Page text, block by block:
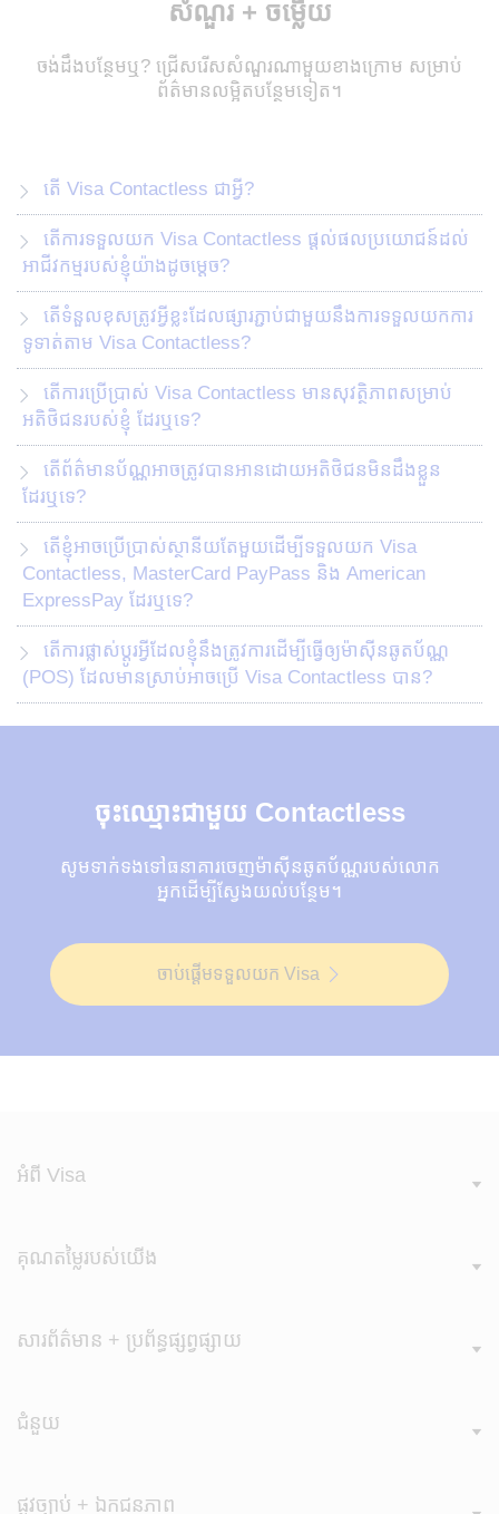
សំណួរ + ចម្លើយ
ចង់ដឹងបន្ថែមឬ? ជ្រើសរើសសំណួរណាមួយខាងក្រោម សម្រាប់
ព័ត៌មានលម្អិតបន្ថែមទៀត។
តើ Visa Contactless ជាអ្វី?
អាជីវកម្មរបស់ខ្ញុំយ៉ាងដូចម្តេច?
ទូទាត់តាម Visa Contactless?
អតិថិជនរបស់ខ្ញុំ ដែរឬទេ?
ដែរឬទេ?
Contactless, MasterCard PayPass និង American
ExpressPay​ ដែរឬទេ?
(POS) ដែលមានស្រាប់អាចប្រើ Visa Contactless បាន?
ចុះឈ្មោះជាមួយ Contactless
សូមទាក់ទងទៅធនាគារចេញម៉ាស៊ីនឆូតប័ណ្ណរបស់លោក
អ្នកដើម្បីស្វែងយល់បន្ថែម។
ចាប់ផ្តើមទទួលយក Visa
អំពី Visa
គុណតម្លៃរបស់​យើង
សារព័ត៌មាន + ប្រព័ន្ធផ្សព្វផ្សាយ
ជំនួយ
ផ្លូវច្បាប់ + ឯកជនភាព